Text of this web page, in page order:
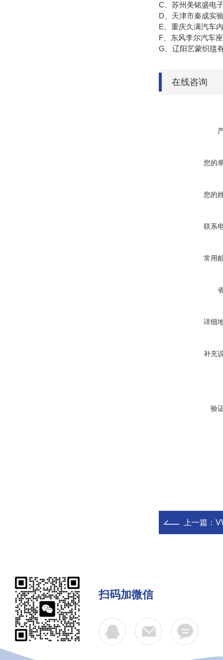
C、苏州美铭盛电
D、天津市秦成实
E、重庆久满汽车
F、东风李尔汽车
G、辽阳艺蒙织毯
在线咨询
您的
您的
联系
常用
详细
补充
验
上一篇：
扫码加微信